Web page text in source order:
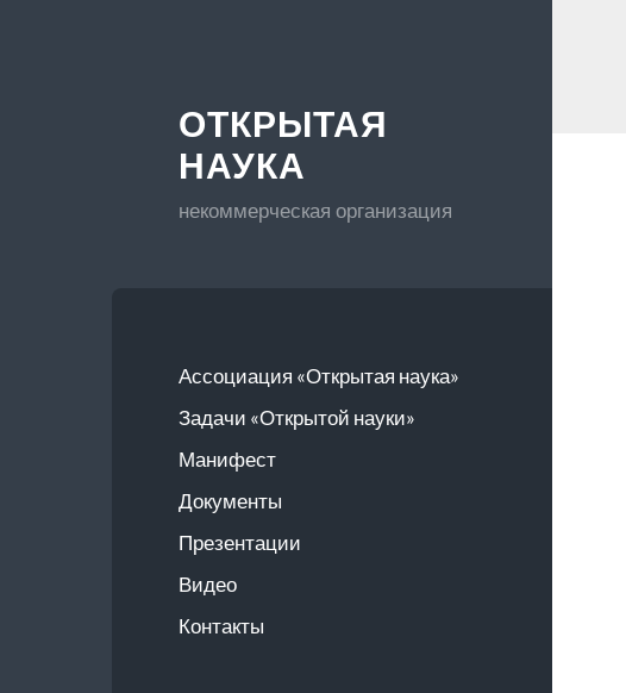
ОТКРЫТАЯ
НАУКА
некоммерческая организация
Ассоциация «Открытая наука»
Задачи «Открытой науки»
Манифест
Документы
Презентации
Видео
Контакты